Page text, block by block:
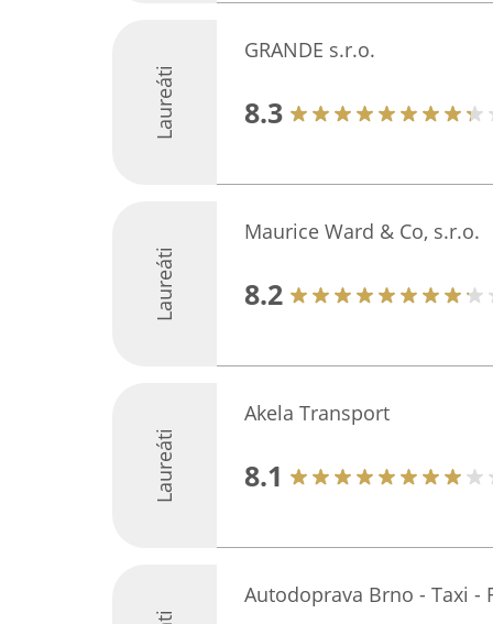
Laureáti
GRANDE s.r.o.
8.3
Laureáti
Maurice Ward & Co, s.r.o.
8.2
Laureáti
Akela Transport
8.1
Autodoprava Brno - Taxi -